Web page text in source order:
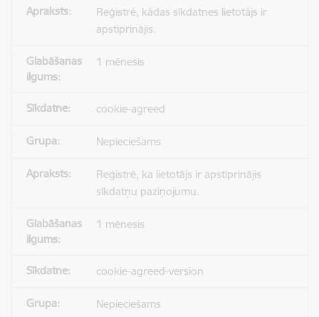
Reģistrē, kādas sīkdatnes lietotājs ir
apstiprinājis.
1 mēnesis
cookie-agreed
Nepieciešams
Reģistrē, ka lietotājs ir apstiprinājis
sīkdatņu paziņojumu.
1 mēnesis
cookie-agreed-version
Nepieciešams